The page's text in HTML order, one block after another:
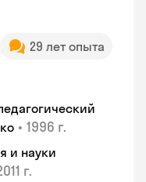
29 лет опыта
• 1996 г.
и науки
г.